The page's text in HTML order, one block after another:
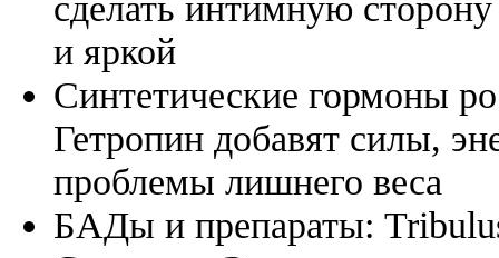
и яркой
Синтетические гормоны
Гетропин добавят силы,
проблемы лишнего веса
БАДы и препараты: